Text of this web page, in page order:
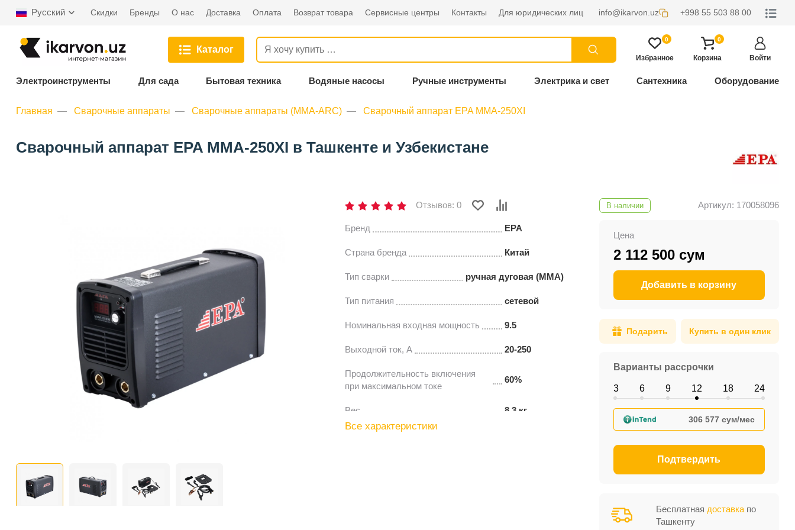
Русский Скидки Бренды О нас Доставка Оплата Возврат товара Сервисные центры Контакты Для юридических лиц info@ikarvon.uz +998 55 503 88 00
Каталог
0
Избранное
0
Корзина Войти
Электроинструменты Для сада Бытовая техника Водяные насосы Ручные инструменты Электрика и свет Сантехника Оборудование
Главная Сварочные аппараты Сварочные аппараты (MMA-ARC) Сварочный аппарат EPA MMA-250XI
Сварочный аппарат EPA MMA-250XI в Ташкенте и Узбекистане
Отзывов: 0
Бренд EPA
Страна бренда Китай
Тип сварки ручная дуговая (MMA)
Тип питания сетевой
Номинальная входная мощность 9.5
Выходной ток, А 20-250
Продолжительность включения
при максимальном токе
60%
Вес 8.3 кг
Все характеристики
В наличии Артикул: 170058096
Цена
2 112 500 сум
Добавить в корзину
Подарить Купить в один клик
Варианты рассрочки
3 6 9 12 18 24
306 577 сум/мес
Подтвердить
Бесплатная доставкапо
Ташкенту